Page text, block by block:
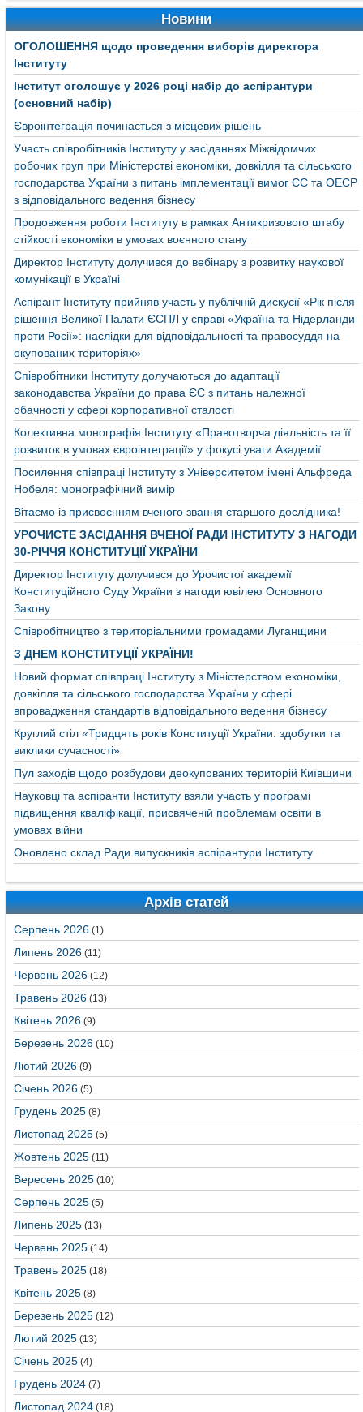
Новини
ОГОЛОШЕННЯ щодо проведення виборів директора
Інституту
Інститут оголошує у 2026 році набір до аспірантури
(основний набір)
Євроінтеграція починається з місцевих рішень
Участь співробітників Інституту у засіданнях Міжвідомчих
робочих груп при Міністерстві економіки, довкілля та сільського
господарства України з питань імплементації вимог ЄС та ОЕСР
з відповідального ведення бізнесу
Продовження роботи Інституту в рамках Антикризового штабу
стійкості економіки в умовах воєнного стану
Директор Інституту долучився до вебінару з розвитку наукової
комунікації в Україні
Аспірант Інституту прийняв участь у публічній дискусії «Рік після
рішення Великої Палати ЄСПЛ у справі «Україна та Нідерланди
проти Росії»: наслідки для відповідальності та правосуддя на
окупованих територіях»
Співробітники Інституту долучаються до адаптації
законодавства України до права ЄС з питань належної
обачності у сфері корпоративної сталості
Колективна монографія Інституту «Правотворча діяльність та її
розвиток в умовах євроінтеграції» у фокусі уваги Академії
Посилення співпраці Інституту з Університетом імені Альфреда
Нобеля: монографічний вимір
Вітаємо із присвоєнням вченого звання старшого дослідника!
УРОЧИСТЕ ЗАСІДАННЯ ВЧЕНОЇ РАДИ ІНСТИТУТУ З НАГОДИ
30-РІЧЧЯ КОНСТИТУЦІЇ УКРАЇНИ
Директор Інституту долучився до Урочистої академії
Конституційного Суду України з нагоди ювілею Основного
Закону
Співробітництво з територіальними громадами Луганщини
З ДНЕМ КОНСТИТУЦІЇ УКРАЇНИ!
Новий формат співпраці Інституту з Міністерством економіки,
довкілля та сільського господарства України у сфері
впровадження стандартів відповідального ведення бізнесу
Круглий стіл «Тридцять років Конституції України: здобутки та
виклики сучасності»
Пул заходів щодо розбудови деокупованих територій Київщини
Науковці та аспіранти Інституту взяли участь у програмі
підвищення кваліфікації, присвяченій проблемам освіти в
умовах війни
Оновлено склад Ради випускників аспірантури Інституту
Архів статей
Серпень 2026 (1)
Липень 2026 (11)
Червень 2026 (12)
Травень 2026 (13)
Квітень 2026 (9)
Березень 2026 (10)
Лютий 2026 (9)
Січень 2026 (5)
Грудень 2025 (8)
Листопад 2025 (5)
Жовтень 2025 (11)
Вересень 2025 (10)
Серпень 2025 (5)
Липень 2025 (13)
Червень 2025 (14)
Травень 2025 (18)
Квітень 2025 (8)
Березень 2025 (12)
Лютий 2025 (13)
Січень 2025 (4)
Грудень 2024 (7)
Листопад 2024 (18)